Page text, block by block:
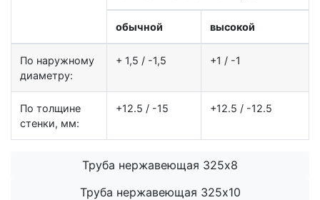
обычной высокой
По наружному
диаметру:
+ 1,5 / -1,5 +1 / -1
По толщине
стенки, мм:
+12.5 / -15 +12.5 / -12.5
Труба нержавеющая 325х8
Труба нержавеющая 325х10